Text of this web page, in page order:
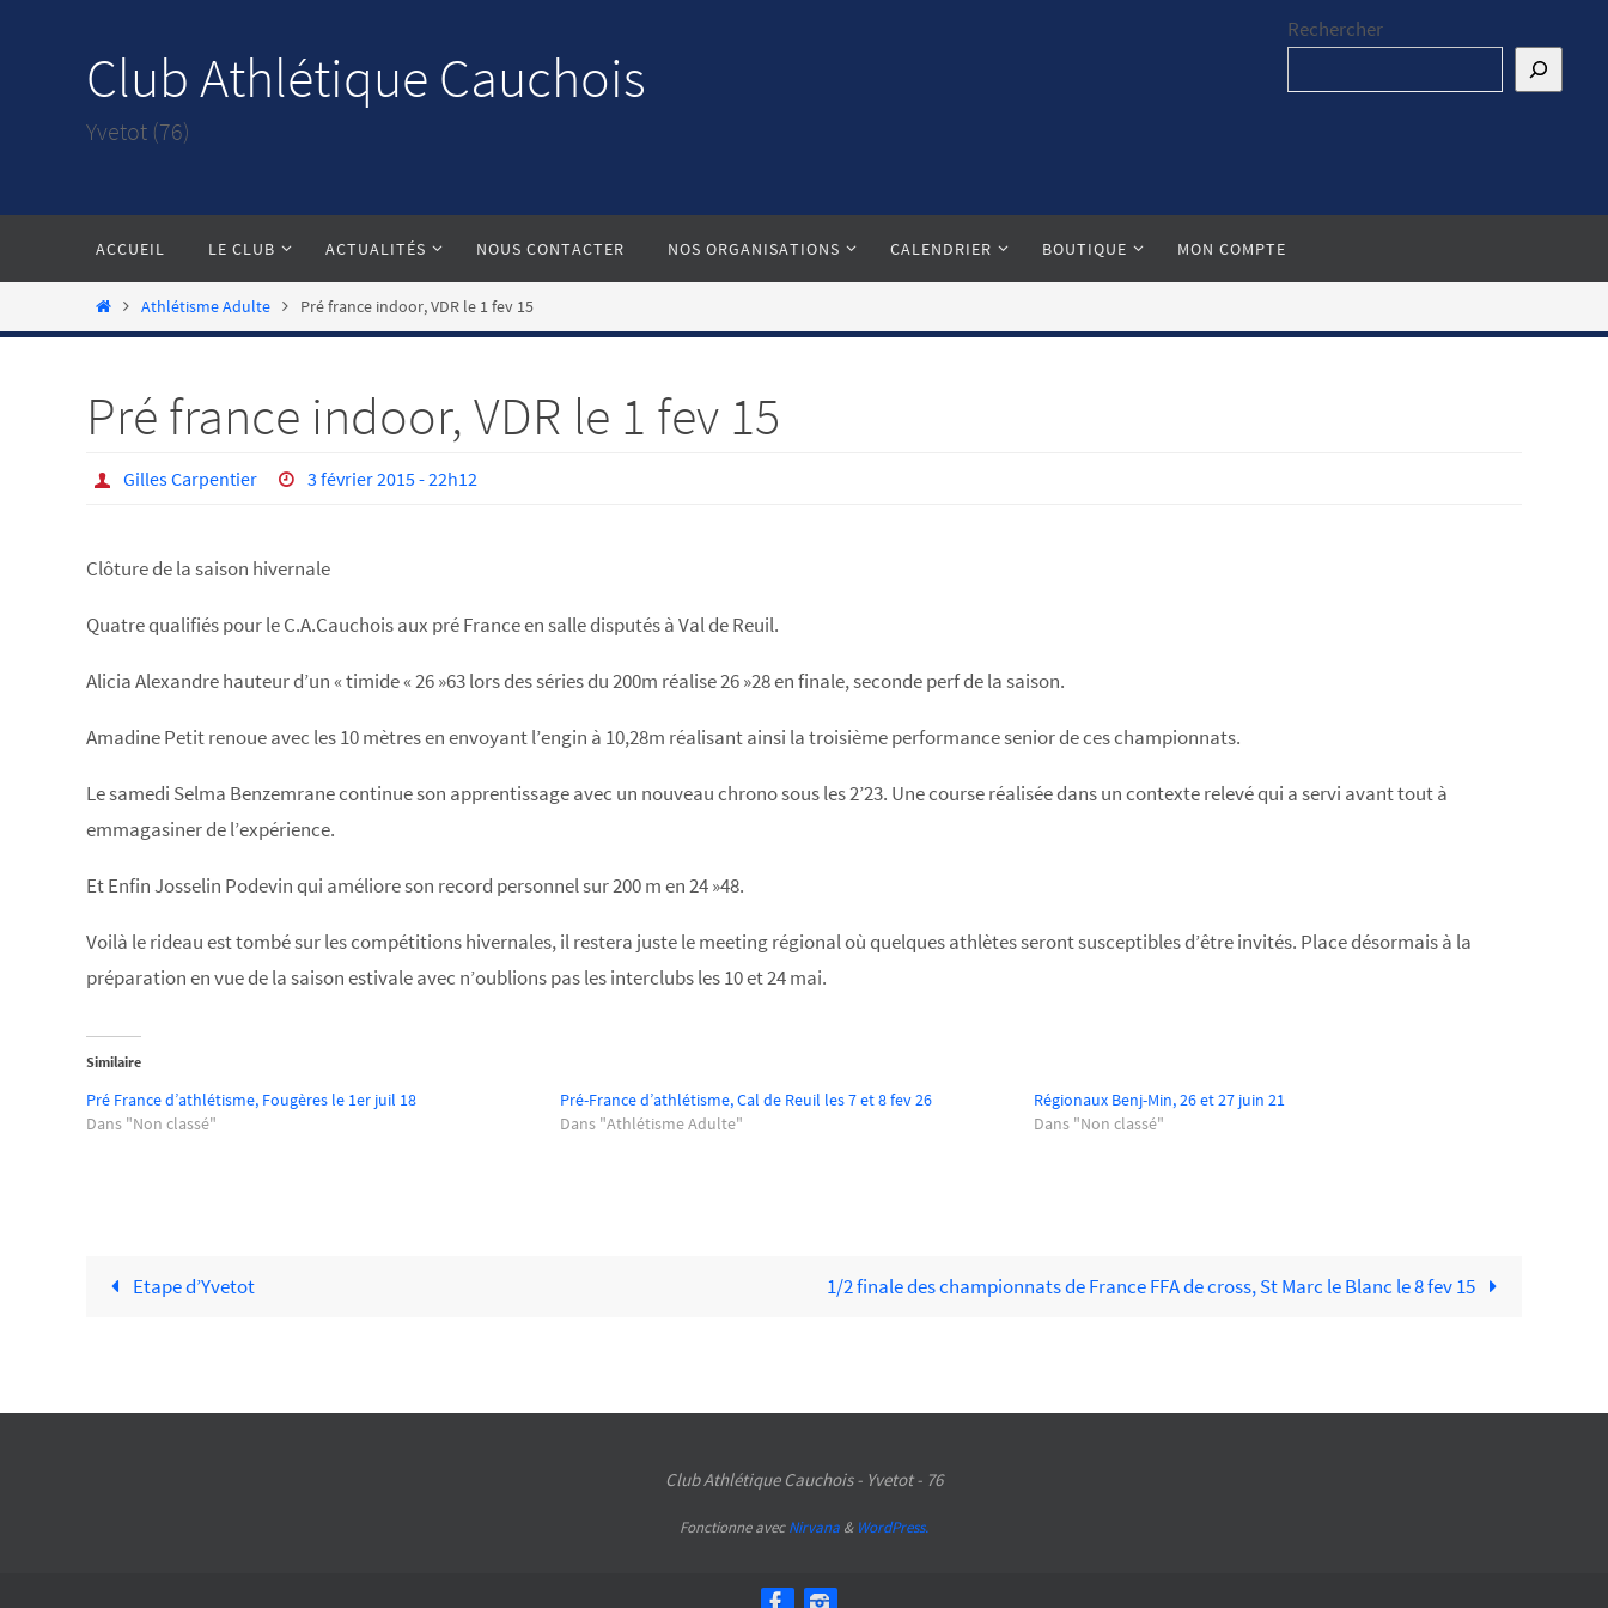
Club Athlétique Cauchois
Yvetot (76)
Rechercher
le
ACCUEIL LE CLUB ACTUALITÉS NOUS CONTACTER NOS ORGANISATIONS CALENDRIER BOUTIQUE MON COMPTE
HomeAthlétisme Adulte Pré france indoor, VDR le 1 fev 15
Pré france indoor, VDR le 1 fev 15
Gilles Carpentier 3 février 2015 - 22h12
Clôture de la saison hivernale
Quatre qualifiés pour le C.A.Cauchois aux pré France en salle disputés à Val de Reuil.
Alicia Alexandre hauteur d’un « timide « 26 »63 lors des séries du 200m réalise 26 »28 en finale, seconde perf de la saison.
Amadine Petit renoue avec les 10 mètres en envoyant l’engin à 10,28m réalisant ainsi la troisième performance senior de ces championnats.
Le samedi Selma Benzemrane continue son apprentissage avec un nouveau chrono sous les 2’23. Une course réalisée dans un contexte relevé qui a servi avant tout à
emmagasiner de l’expérience.
Et Enfin Josselin Podevin qui améliore son record personnel sur 200 m en 24 »48.
Voilà le rideau est tombé sur les compétitions hivernales, il restera juste le meeting régional où quelques athlètes seront susceptibles d’être invités. Place désormais à la
préparation en vue de la saison estivale avec n’oublions pas les interclubs les 10 et 24 mai.
Similaire
Pré France d’athlétisme, Fougères le 1er juil 18
Dans "Non classé"
Pré-France d’athlétisme, Cal de Reuil les 7 et 8 fev 26
Dans "Athlétisme Adulte"
Régionaux Benj-Min, 26 et 27 juin 21
Dans "Non classé"
Etape d’Yvetot 1/2 finale des championnats de France FFA de cross, St Marc le Blanc le 8 fev 15
Club Athlétique Cauchois - Yvetot - 76
Fonctionne avecNirvana & WordPress.